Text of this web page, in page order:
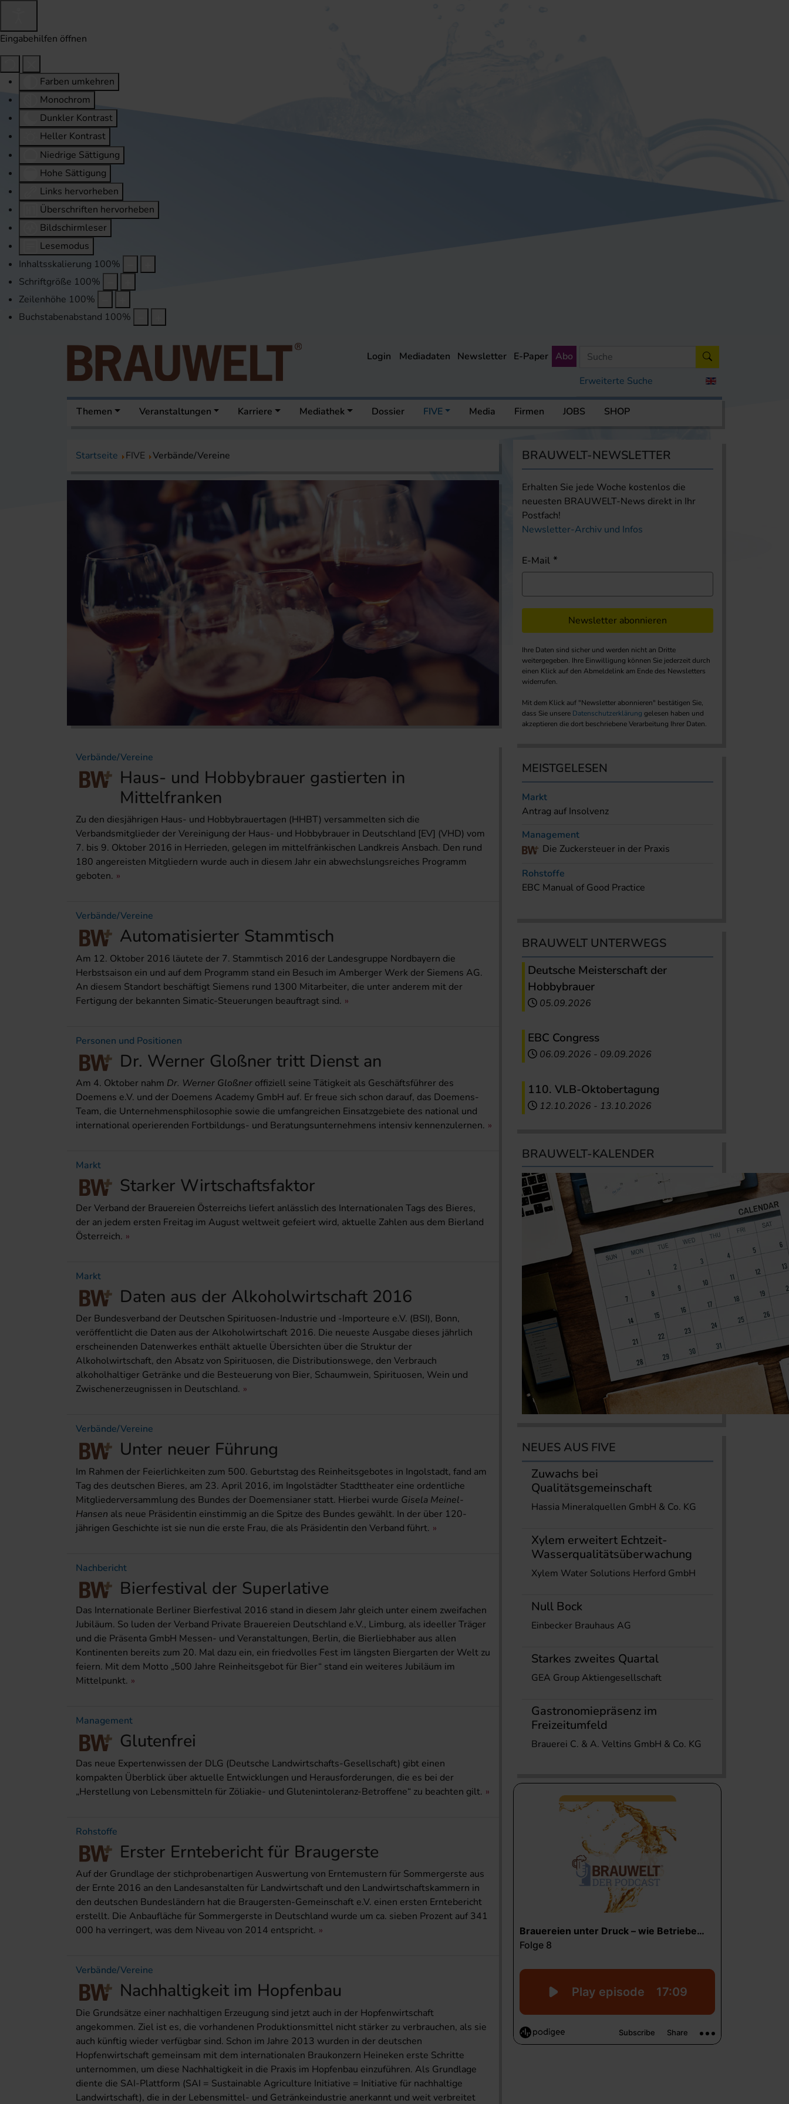
Eingabehilfen öffnen
Farben umkehren
Monochrom
Dunkler Kontrast
Heller Kontrast
Niedrige Sättigung
Hohe Sättigung
Links hervorheben
Überschriften hervorheben
Bildschirmleser
Lesemodus
Inhaltsskalierung 100%
Schriftgröße 100%
Zeilenhöhe 100%
Buchstabenabstand 100%
Erweiterte Suche
Login Mediadaten Newsletter E-Paper Abo
Themen Veranstaltungen Karriere Mediathek Dossier FIVE Media Firmen JOBS SHOP
Startseite FIVE Verbände/Vereine
Verbände/Vereine
Haus- und Hobbybrauer gastierten in
Mittelfranken
Zu den diesjährigen Haus- und Hobbybrauertagen (HHBT) versammelten sich die
Verbandsmitglieder der Vereinigung der Haus- und Hobbybrauer in Deutschland [EV] (VHD) vom
7. bis 9. Oktober 2016 in Herrieden, gelegen im mittelfränkischen Landkreis Ansbach. Den rund
180 angereisten Mitgliedern wurde auch in diesem Jahr ein abwechslungsreiches Programm
geboten.
Verbände/Vereine
Automatisierter Stammtisch
Am 12. Oktober 2016 läutete der 7. Stammtisch 2016 der Landesgruppe Nordbayern die
Herbstsaison ein und auf dem Programm stand ein Besuch im Amberger Werk der Siemens AG.
An diesem Standort beschäftigt Siemens rund 1300 Mitarbeiter, die unter anderem mit der
Fertigung der bekannten Simatic-Steuerungen beauftragt sind.
Personen und Positionen
Dr. Werner Gloßner tritt Dienst an
Am 4. Oktober nahm Dr. Werner Gloßner offiziell seine Tätigkeit als Geschäftsführer des
Doemens e.V. und der Doemens Academy GmbH auf. Er freue sich schon darauf, das Doemens-
Team, die Unternehmensphilosophie sowie die umfangreichen Einsatzgebiete des national und
international operierenden Fortbildungs- und Beratungsunternehmens intensiv kennenzulernen.
Markt
Starker Wirtschaftsfaktor
Der Verband der Brauereien Österreichs liefert anlässlich des Internationalen Tags des Bieres,
der an jedem ersten Freitag im August weltweit gefeiert wird, aktuelle Zahlen aus dem Bierland
Österreich.
Markt
Daten aus der Alkoholwirtschaft 2016
Der Bundesverband der Deutschen Spirituosen-Industrie und -Importeure e.V. (BSI), Bonn,
veröffentlicht die Daten aus der Alkoholwirtschaft 2016. Die neueste Ausgabe dieses jährlich
erscheinenden Datenwerkes enthält aktuelle Übersichten über die Struktur der
Alkoholwirtschaft, den Absatz von Spirituosen, die Distributionswege, den Verbrauch
alkoholhaltiger Getränke und die Besteuerung von Bier, Schaumwein, Spirituosen, Wein und
Zwischenerzeugnissen in Deutschland.
Verbände/Vereine
Unter neuer Führung
Im Rahmen der Feierlich­keiten zum 500. Geburtstag des Reinheitsgebotes in Ingolstadt, fand am
Tag des deutschen Bieres, am 23. April 2016, im Ingol­städter Stadttheater eine ordentliche
Mitgliederversammlung des Bundes der Doemensianer statt. Hierbei wurde Gisela Meinel-
Hansen als neue Präsidentin einstimmig an die Spitze des Bundes gewählt. In der über 120-
jährigen Geschichte ist sie nun die erste Frau, die als Präsidentin den Verband führt.
Nachbericht
Bierfestival der Superlative
Das Internationale Berliner Bierfestival 2016 stand in diesem Jahr gleich unter einem zweifachen
Jubiläum. So luden der Verband Private Brauereien Deutschland e.V., Limburg, als ideeller Träger
und die Präsenta GmbH Messen- und Veranstaltungen, Berlin, die Bierliebhaber aus allen
Kontinenten bereits zum 20. Mal dazu ein, ein friedvolles Fest im längsten Biergarten der Welt zu
feiern. Mit dem Motto „500 Jahre Reinheitsgebot für Bier“ stand ein weiteres Jubiläum im
Mittelpunkt.
Management
Glutenfrei
Das neue Expertenwissen der DLG (Deutsche Landwirtschafts-Gesellschaft) gibt einen
kompakten Überblick über aktuelle Entwicklungen und Herausforderungen, die es bei der
„Herstellung von Lebensmitteln für Zöliakie- und Glutenintoleranz-Betroffene“ zu beachten gilt.
Rohstoffe
Erster Erntebericht für Braugerste
Auf der Grundlage der stichprobenartigen Auswertung von Erntemustern für Sommergerste aus
der Ernte 2016 an den Landesanstalten für Landwirtschaft und den Landwirtschaftskammern in
den deutschen Bundesländern hat die Braugersten-Gemeinschaft e.V. einen ersten Erntebericht
erstellt. Die Anbaufläche für Sommergerste in Deutschland wurde um ca. sieben Prozent auf 341
000 ha verringert, was dem Niveau von 2014 entspricht.
Verbände/Vereine
Nachhaltigkeit im Hopfenbau
Die Grundsätze einer nachhaltigen Erzeugung sind jetzt auch in der Hopfenwirtschaft
angekommen. Ziel ist es, die vorhandenen Produktionsmittel nicht stärker zu verbrauchen, als sie
auch künftig wieder verfügbar sind. Schon im Jahre 2013 wurden in der deutschen
Hopfenwirtschaft gemeinsam mit dem internationalen Braukonzern Heineken erste Schritte
unternommen, um diese Nachhaltigkeit in die Praxis im Hopfenbau einzuführen. Als Grundlage
diente die SAI-Plattform (SAI = Sustainable Agriculture Initiative = Initiative für nachhaltige
Landwirtschaft), die in der Lebensmittel- und Getränkeindustrie anerkannt und weit verbreitet
BRAUWELT-NEWSLETTER
Erhalten Sie jede Woche kostenlos die
neuesten BRAUWELT-News direkt in Ihr
Postfach!
Newsletter-Archiv und Infos
E-Mail
Newsletter abonnieren
Ihre Daten sind sicher und werden nicht an Dritte
weitergegeben. Ihre Einwilligung können Sie jederzeit durch
einen Klick auf den Abmeldelink am Ende des Newsletters
widerrufen.
Mit dem Klick auf "Newsletter abonnieren" bestätigen Sie,
dass Sie unsere Datenschutzerklärung gelesen haben und
akzeptieren die dort beschriebene Verarbeitung Ihrer Daten.
MEISTGELESEN
Markt
Antrag auf Insolvenz
Management
Die Zuckersteuer in der Praxis
Rohstoffe
EBC Manual of Good Practice
BRAUWELT UNTERWEGS
Deutsche Meisterschaft der
Hobbybrauer
05.09.2026
EBC Congress
06.09.2026 - 09.09.2026
110. VLB-Oktobertagung
12.10.2026 - 13.10.2026
BRAUWELT-KALENDER
NEUES AUS FIVE
Zuwachs bei
Qualitätsgemeinschaft
Hassia Mineralquellen GmbH & Co. KG
Xylem erweitert Echtzeit-
Wasserqualitätsüberwachung
Xylem Water Solutions Herford GmbH
Null Bock
Einbecker Brauhaus AG
Starkes zweites Quartal
GEA Group Aktiengesellschaft
Gastronomiepräsenz im
Freizeitumfeld
Brauerei C. & A. Veltins GmbH & Co. KG